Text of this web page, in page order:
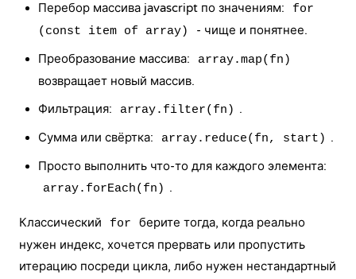
Перебор массива javascript по значениям:
for
(const item of array)
- чище и понятнее.
Преобразование массива:
array.map(fn)
возвращает новый массив.
Фильтрация:
array.filter(fn) .
Сумма или свёртка:
array.reduce(fn, start) .
Просто выполнить что-то для каждого элемента:
array.forEach(fn) .
Классический for
берите тогда, когда реально
нужен индекс, хочется прервать или пропустить
итерацию посреди цикла, либо нужен нестандартный